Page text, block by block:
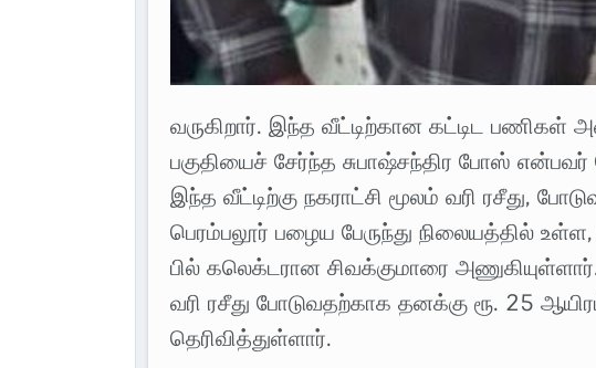
வருகிறார். இந்த வீட்டிற்கான கட்டிட
பகுதியைச் சேர்ந்த சுபாஷ்சந்திர போஸ் என்பவர்
இந்த வீட்டிற்கு நகராட்சி மூலம் வரி ரசீது,
பெரம்பலூர் பழைய பேருந்து நிலையத்தில்
பில் கலெக்டரான சிவக்குமாரை அணுகியுள்ளார்.
வரி ரசீது போடுவதற்காக தனக்கு ரூ. 25
தெரிவித்துள்ளார்.